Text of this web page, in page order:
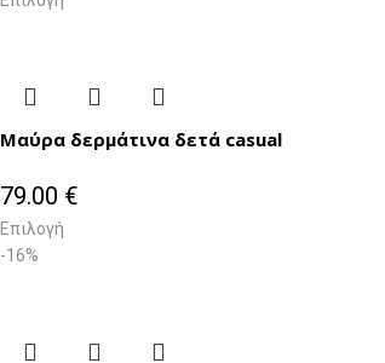
Μαύρα δερμάτινα δετά casual
79.00 €
Επιλογή
-16%